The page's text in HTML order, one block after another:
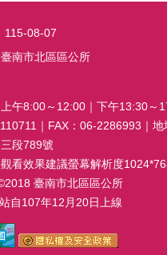
115-08-07
南市北區區公所
午8:00～12:00｜下午13:30～
｜FAX：06-2286993｜
段789號
看效果建議螢幕解析度
臺南市北區區公所
107年12月20日上線